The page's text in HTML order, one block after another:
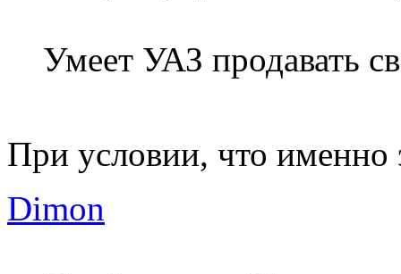
Умеет УАЗ продавать
При условии, что
Dimon